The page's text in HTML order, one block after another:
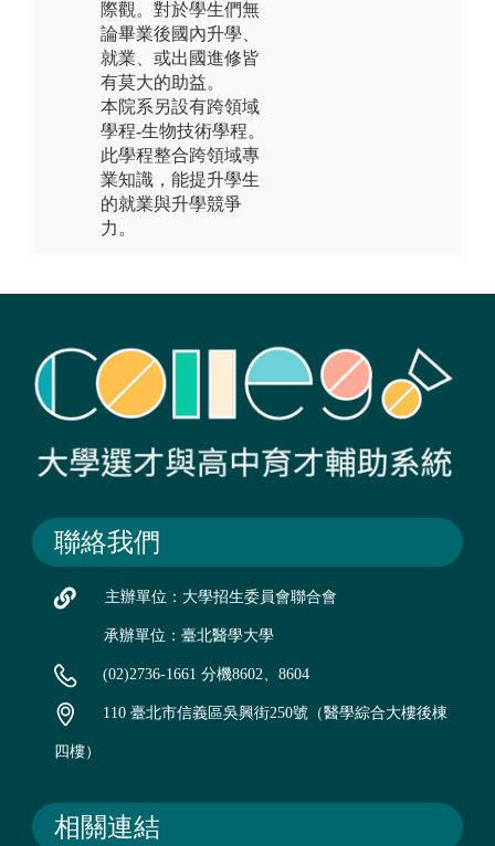
際觀。對於學生們無
論畢業後國內升學、
就業、或出國進修皆
有莫大的助益。
本院系另設有跨領域
學程-生物技術學程。
此學程整合跨領域專
業知識，能提升學生
的就業與升學競爭
力。
聯絡我們
主辦單位：大學招生委員會聯合會
承辦單位：臺北醫學大學
(02)2736-1661 分機8602、8604
110 臺北市信義區吳興街250號（醫學綜合大樓後棟
四樓）
相關連結